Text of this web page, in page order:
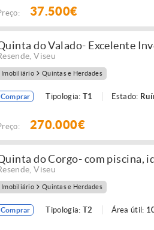
37.500€
do Valado- Excelente
,Viseu
Imobiliário Quintas e Herdades
Comprar Tipologia: T1 Estado:
270.000€
do Corgo- com piscina,
,Viseu
Imobiliário Quintas e Herdades
Comprar Tipologia: T2 Área útil: